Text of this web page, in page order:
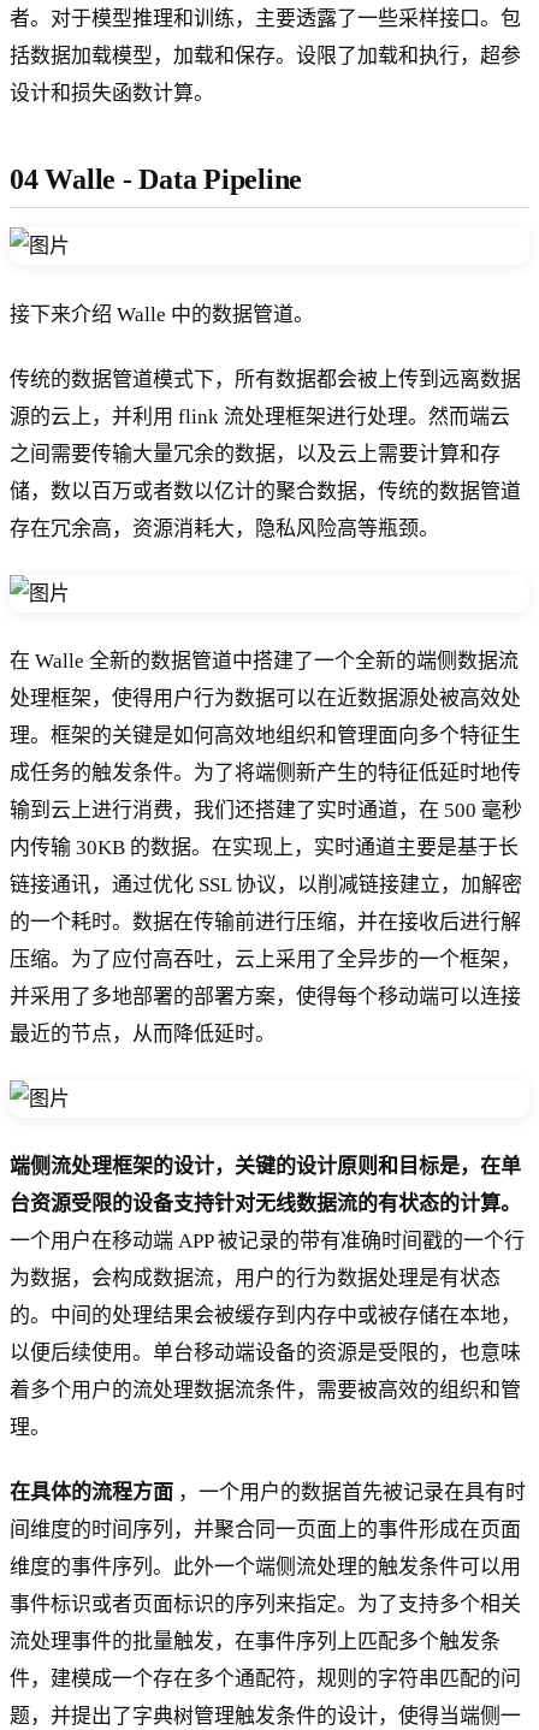
者。对于模型推理和训练，主要透露了一些采样接口。包
括数据加载模型，加载和保存。设限了加载和执行，超参
设计和损失函数计算。
04 Walle - Data Pipeline
接下来介绍 Walle 中的数据管道。
传统的数据管道模式下，所有数据都会被上传到远离数据
源的云上，并利用 flink 流处理框架进行处理。然而端云
之间需要传输大量冗余的数据，以及云上需要计算和存
储，数以百万或者数以亿计的聚合数据，传统的数据管道
存在冗余高，资源消耗大，隐私风险高等瓶颈。
在 Walle 全新的数据管道中搭建了一个全新的端侧数据流
处理框架，使得用户行为数据可以在近数据源处被高效处
理。框架的关键是如何高效地组织和管理面向多个特征生
成任务的触发条件。为了将端侧新产生的特征低延时地传
输到云上进行消费，我们还搭建了实时通道，在 500 毫秒
内传输 30KB 的数据。在实现上，实时通道主要是基于长
链接通讯，通过优化 SSL 协议，以削减链接建立，加解密
的一个耗时。数据在传输前进行压缩，并在接收后进行解
压缩。为了应付高吞吐，云上采用了全异步的一个框架，
并采用了多地部署的部署方案，使得每个移动端可以连接
最近的节点，从而降低延时。
端侧流处理框架的设计，关键的设计原则和目标是，在单
台资源受限的设备支持针对无线数据流的有状态的计算。
一个用户在移动端 APP 被记录的带有准确时间戳的一个行
为数据，会构成数据流，用户的行为数据处理是有状态
的。中间的处理结果会被缓存到内存中或被存储在本地，
以便后续使用。单台移动端设备的资源是受限的，也意味
着多个用户的流处理数据流条件，需要被高效的组织和管
理。
在具体的流程方面 ，一个用户的数据首先被记录在具有时
间维度的时间序列，并聚合同一页面上的事件形成在页面
维度的事件序列。此外一个端侧流处理的触发条件可以用
事件标识或者页面标识的序列来指定。为了支持多个相关
流处理事件的批量触发，在事件序列上匹配多个触发条
件，建模成一个存在多个通配符，规则的字符串匹配的问
题，并提出了字典树管理触发条件的设计，使得当端侧一